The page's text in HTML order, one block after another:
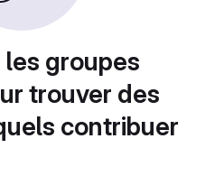
groupes
trouver des
contribuer